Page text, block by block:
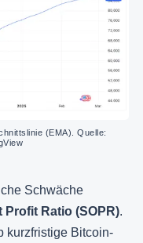
(EMA). Quelle:
Schwäche
Profit Ratio (SOPR).
kurzfristige Bitcoin-